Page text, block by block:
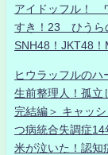
アイドッフル！
すき！23 ひうら
SNH48！JKT48
ヒウラッフルのハ
生前整理人！孤立
完結編＞ キャッ
つ病統合失調症
米が泣いた！認知